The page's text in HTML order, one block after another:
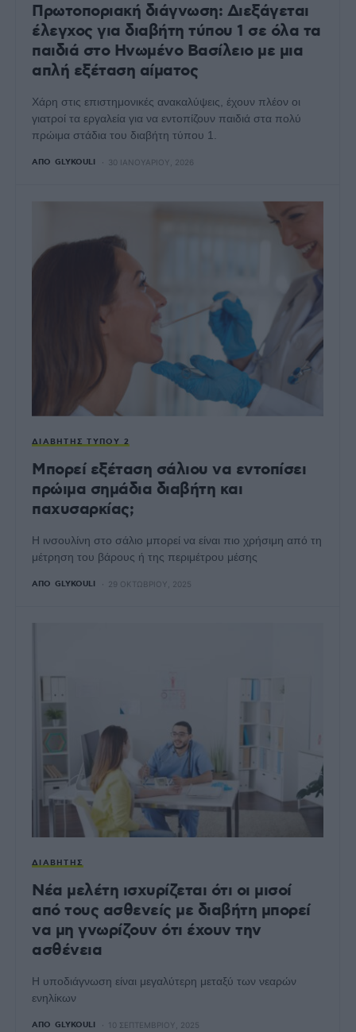
Πρωτοποριακή διάγνωση: Διεξάγεται
έλεγχος για διαβήτη τύπου 1 σε όλα τα
παιδιά στο Ηνωμένο Βασίλειο με μια
απλή εξέταση αίματος
Χάρη στις επιστημονικές ανακαλύψεις, έχουν πλέον οι
γιατροί τα εργαλεία για να εντοπίζουν παιδιά στα πολύ
πρώιμα στάδια του διαβήτη τύπου 1.
ΑΠΌ GLYKOULI 30 ΙΑΝΟΥΑΡΊΟΥ, 2026
ΔΙΑΒΉΤΗΣ ΤΎΠΟΥ 2
Μπορεί εξέταση σάλιου να εντοπίσει
πρώιμα σημάδια διαβήτη και
παχυσαρκίας;
Η ινσουλίνη στο σάλιο μπορεί να είναι πιο χρήσιμη από τη
μέτρηση του βάρους ή της περιμέτρου μέσης
ΑΠΌ GLYKOULI 29 ΟΚΤΩΒΡΊΟΥ, 2025
ΔΙΑΒΉΤΗΣ
Νέα μελέτη ισχυρίζεται ότι οι μισοί
από τους ασθενείς με διαβήτη μπορεί
να μη γνωρίζουν ότι έχουν την
ασθένεια
Η υποδιάγνωση είναι μεγαλύτερη μεταξύ των νεαρών
ενηλίκων
ΑΠΌ GLYKOULI 10 ΣΕΠΤΕΜΒΡΊΟΥ, 2025